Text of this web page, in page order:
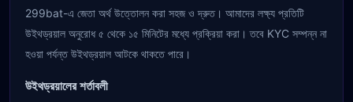
299bat-এ জেতা অর্থ উত্তোলন করা সহজ ও দ্রুত। আমাদের লক্ষ্য প্রতিটি
উইথড্রয়াল অনুরোধ ৫ থেকে ১৫ মিনিটের মধ্যে প্রক্রিয়া করা। তবে KYC সম্পন্ন না
হওয়া পর্যন্ত উইথড্রয়াল আটকে থাকতে পারে।
উইথড্রয়ালের শর্তাবলী